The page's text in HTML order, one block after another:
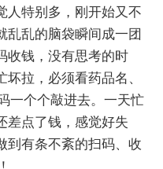
人特别多，刚开始又不
乱乱的脑袋瞬间成一团
收钱，没有思考的时
拉，必须看药品名、
一个个敲进去。一天忙
差点了钱，感觉好失
到有条不紊的扫码、收